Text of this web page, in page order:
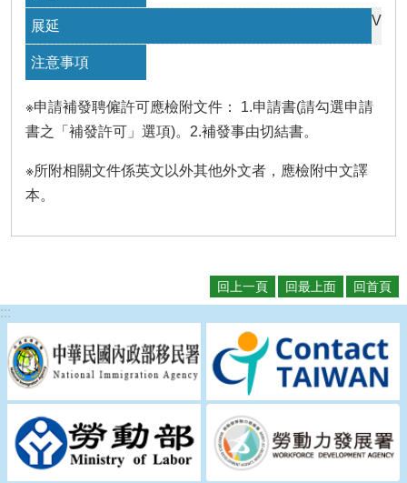
V
※申請補發聘僱許可應檢附文件： 1.申請書(請勾選申請
書之「補發許可」選項)。2.補發事由切結書。
※所附相關文件係英文以外其他外文者，應檢附中文譯
本。
回上一頁 回最上面 回首頁
:::